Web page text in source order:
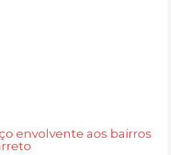
envolvente aos bairros